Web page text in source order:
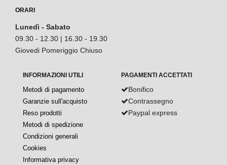
ORARI
Lunedì - Sabato
09.30 - 12.30 | 16.30 - 19.30
Giovedi Pomeriggio Chiuso
INFORMAZIONI UTILI
Metodi di pagamento
Garanzie sull'acquisto
Reso prodotti
Metodi di spedizione
Condizioni generali
Cookies
Informativa privacy
PAGAMENTI ACCETTATI
Bonifico
Contrassegno
Paypal express